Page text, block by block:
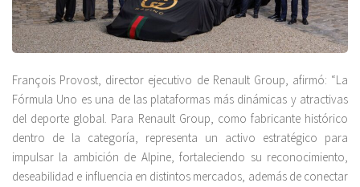
François Provost, director ejecutivo de Renault Group, afirmó: “La
Fórmula Uno es una de las plataformas más dinámicas y atractivas
del deporte global. Para Renault Group, como fabricante histórico
dentro de la categoría, representa un activo estratégico para
impulsar la ambición de Alpine, fortaleciendo su reconocimiento,
deseabilidad e influencia en distintos mercados, además de conectar